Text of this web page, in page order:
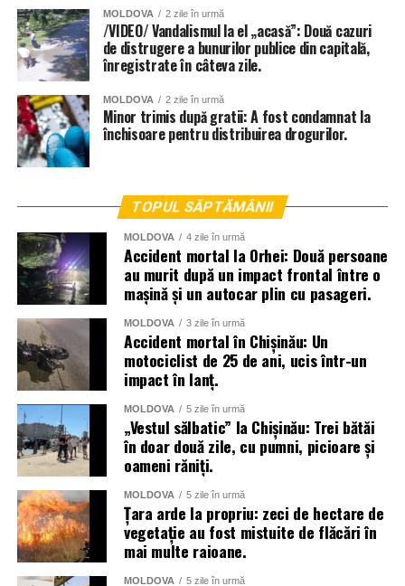
MOLDOVA 2 zile în urmă
/VIDEO/ Vandalismul la el „acasă”: Două cazuri
de distrugere a bunurilor publice din capitală,
înregistrate în câteva zile.
MOLDOVA 2 zile în urmă
Minor trimis după gratii: A fost condamnat la
închisoare pentru distribuirea drogurilor.
TOPUL SĂPTĂMÂNII
MOLDOVA 4 zile în urmă
Accident mortal la Orhei: Două persoane
au murit după un impact frontal între o
mașină și un autocar plin cu pasageri.
MOLDOVA 3 zile în urmă
Accident mortal în Chișinău: Un
motociclist de 25 de ani, ucis într-un
impact în lanț.
MOLDOVA 5 zile în urmă
„Vestul sălbatic” la Chișinău: Trei bătăi
în doar două zile, cu pumni, picioare și
oameni răniți.
MOLDOVA 5 zile în urmă
Țara arde la propriu: zeci de hectare de
vegetație au fost mistuite de flăcări în
mai multe raioane.
MOLDOVA 5 zile în urmă